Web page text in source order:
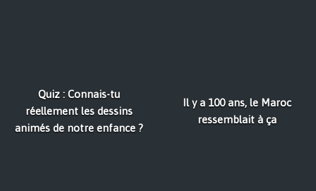
Quiz : Connais-tu
réellement les dessins
animés de notre enfance ?
Il y a 100 ans, le Maroc
ressemblait à ça